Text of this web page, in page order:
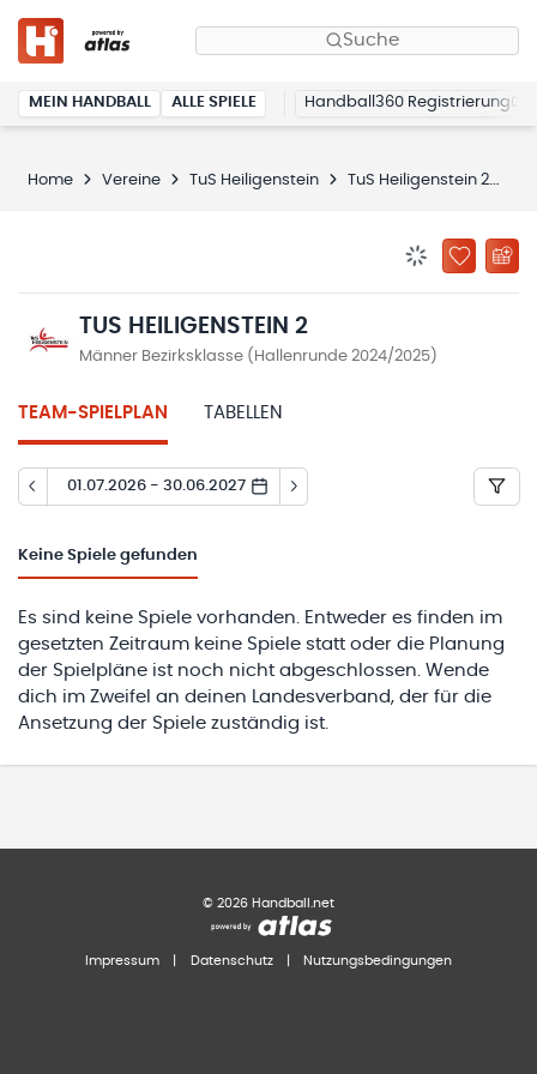
Suche
MEIN HANDBALL ALLE SPIELE Handball360 Registrierung
Home Vereine TuS Heiligenstein TuS Heiligenstein 2
ZU
TUS HEILIGENSTEIN 2
Männer Bezirksklasse (Hallenrunde 2024/2025)
TEAM-SPIELPLAN TABELLEN
01.07.2026 - 30.06.2027
Keine Spiele gefunden
Es sind keine Spiele vorhanden. Entweder es finden im
gesetzten Zeitraum keine Spiele statt oder die Planung
der Spielpläne ist noch nicht abgeschlossen. Wende
dich im Zweifel an deinen Landesverband, der für die
Ansetzung der Spiele zuständig ist.
© 2026 Handball.net
Impressum Datenschutz Nutzungsbedingungen